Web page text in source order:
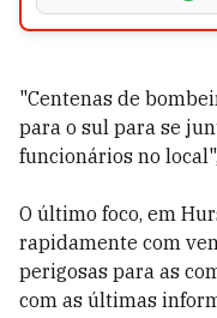
"Centenas de
para o sul para se
funcionários no
O último foco, em
rapidamente com
perigosas para as
com as últimas